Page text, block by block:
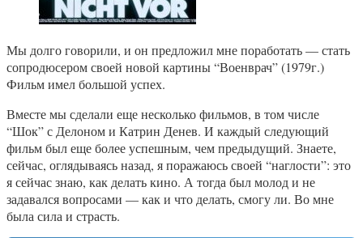
Мы долго говорили, и он предложил мне поработать — стать
сопродюсером своей новой картины “Военврач” (1979г.)
Фильм имел большой успех.
Вместе мы сделали еще несколько фильмов, в том числе
“Шок” с Делоном и Катрин Денев. И каждый следующий
фильм был еще более успешным, чем предыдущий. Знаете,
сейчас, оглядываясь назад, я поражаюсь своей “наглости”: это
я сейчас знаю, как делать кино. А тогда был молод и не
задавался вопросами — как и что делать, смогу ли. Во мне
была сила и страсть.